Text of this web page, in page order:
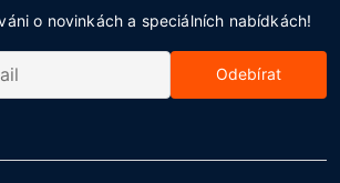
o novinkách a speciálních nabídkách!
Odebírat